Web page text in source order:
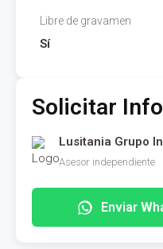
Libre de gravamen
Sí
Solicitar
Lusitania Grupo
Asesor independiente
Enviar